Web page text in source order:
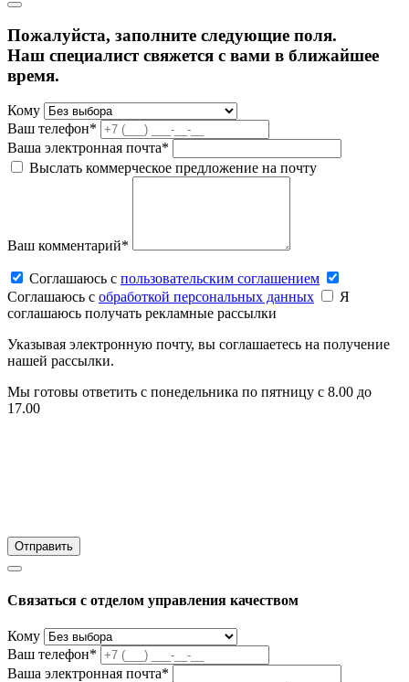
Пожалуйста, заполните следующие поля.
Наш специалист свяжется с вами в ближайшее
время.
Кому
Ваш телефон*
Ваша электронная почта*
Выслать коммерческое предложение на почту
Ваш комментарий*
Соглашаюсь c пользовательским соглашением
Соглашаюсь c обработкой персональных данных
Я
соглашаюсь получать рекламные рассылки
Указывая электронную почту, вы соглашаетесь на получение
нашей рассылки.
Мы готовы ответить с понедельника по пятницу с 8.00 до
17.00
Связаться с отделом управления качеством
Кому
Ваш телефон*
Ваша электронная почта*